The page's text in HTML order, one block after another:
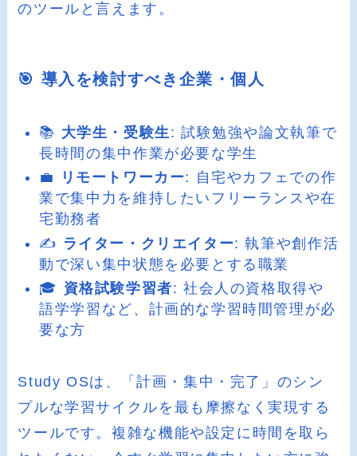
のツールと言えます。
🎯 導入を検討すべき企業・個人
📚 大学生・受験生 : 試験勉強や論文執筆で
長時間の集中作業が必要な学生
💼
リモートワーカー: 自宅やカフェでの作
業で集中力を維持したいフリーランスや在
宅勤務者
✍️ ライター・クリエイター: 執筆や創作活
動で深い集中状態を必要とする職業
🎓 資格試験学習者: 社会人の資格取得や
語学学習など、計画的な学習時間管理が必
要な方
Study OSは、「計画・集中・完了」のシン
プルな学習サイクルを最も摩擦なく実現する
ツールです。複雑な機能や設定に時間を取ら